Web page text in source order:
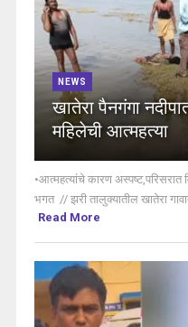
NEWS
खातेरा पैनगंगा
महिलेची आत्महत्या
•आत्महत्यांचे कारण अस्पष्ट,परिसरात
भगत // झरी तालुक्यातील खातेरा
Read More